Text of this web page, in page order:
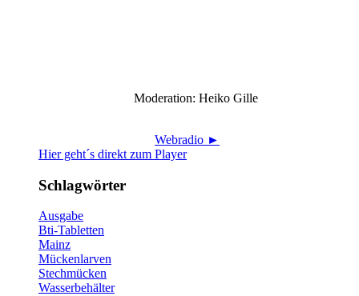
Moderation: Heiko Gille
Webradio ►
Hier geht´s direkt zum Player
Schlagwörter
Ausgabe
Bti-Tabletten
Mainz
Mückenlarven
Stechmücken
Wasserbehälter